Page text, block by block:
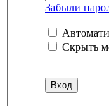
Забыли
Скрыть